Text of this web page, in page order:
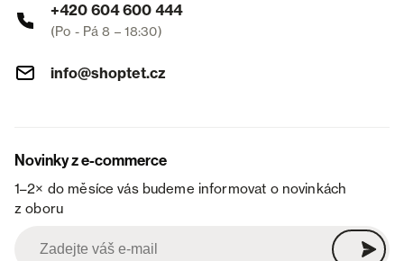
+420 604 600 444
(Po - Pá 8 – 18:30)
info@shoptet.cz
Novinky z e-commerce
1–2× do měsíce vás budeme informovat o novinkách
z oboru